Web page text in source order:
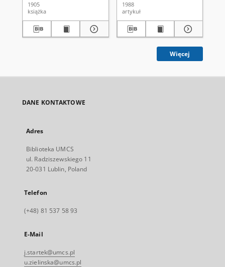
1905
książka
1988
artykuł
Więcej
DANE KONTAKTOWE
Adres
Biblioteka UMCS
ul. Radziszewskiego 11
20-031 Lublin, Poland
Telefon
(+48) 81 537 58 93
E-Mail
j.startek@umcs.pl
u.zielinska@umcs.pl